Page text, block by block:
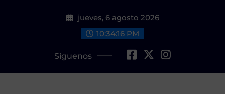
jueves, 6 agosto 2026
10:34:16 PM
Síguenos